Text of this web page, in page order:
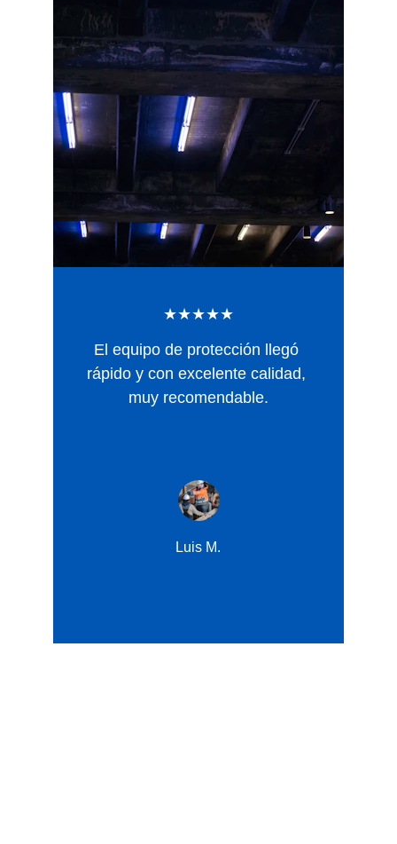
El equipo de protección llegó
rápido y con excelente calidad,
muy recomendable.
Luis M.
★★★★★